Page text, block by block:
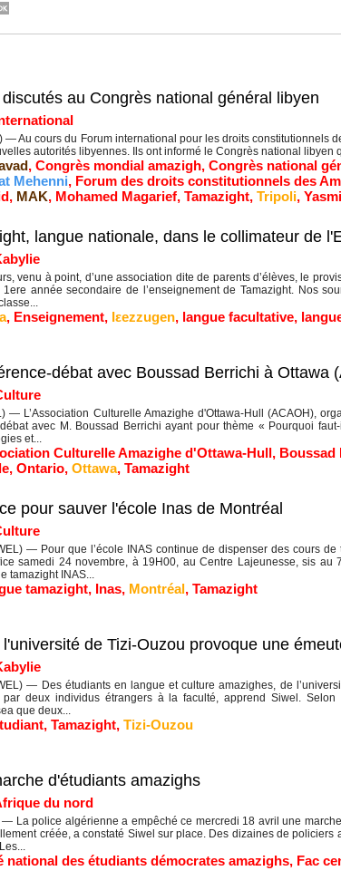
au Congrès national général libyen
— Au cours du Forum international pour les droits constitutionnels
autorités libyennes. Ils ont informé le Congrès national libyen
, Congrès mondial amazigh, Congrès national
Mehenni, Forum des droits constitutionnels des
, MAK, Mohamed Magarief, Tamazight, Tripoli,
langue nationale, dans le collimateur de
venu à point, d’une association dite de parents d’élèves, le
année secondaire de l’enseignement de Tamazight. Nos
, Enseignement, Iεezzugen, langue facultative,
débat avec Boussad Berrichi à Ottawa
— L’Association Culturelle Amazighe d'Ottawa-Hull (ACAOH),
avec M. Boussad Berrichi ayant pour thème « Pourquoi
et...
Culturelle Amazighe d'Ottawa-Hull, Boussad
, Ontario, Ottawa, Tamazight
pour sauver l'école Inas de Montréal
— Pour que l’école INAS continue de dispenser des cours
samedi 24 novembre, à 19H00, au Centre Lajeunesse, sis au
tamazight INAS...
tamazight, Inas, Montréal, Tamazight
de Tizi-Ouzou provoque une
— Des étudiants en langue et culture amazighes, de
deux individus étrangers à la faculté, apprend Siwel.
que deux...
, Tamazight, Tizi-Ouzou
d'étudiants amazighs
du nord
— La police algérienne a empêché ce mercredi 18 avril une
créée, a constaté Siwel sur place. Des dizaines de
national des étudiants démocrates amazighs, Fac